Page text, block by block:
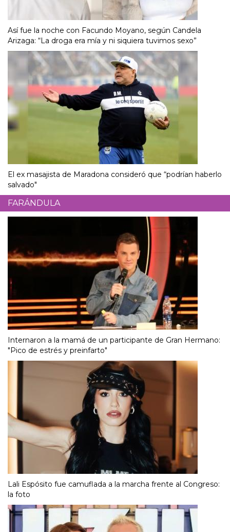
Así fue la noche con Facundo Moyano, según Candela
Arizaga: “La droga era mía y ni siquiera tuvimos sexo”
El ex masajista de Maradona consideró que “podrían haberlo
salvado"
FARÁNDULA
Internaron a la mamá de un participante de Gran Hermano:
"Pico de estrés y preinfarto"
Lali Espósito fue camuflada a la marcha frente al Congreso:
la foto